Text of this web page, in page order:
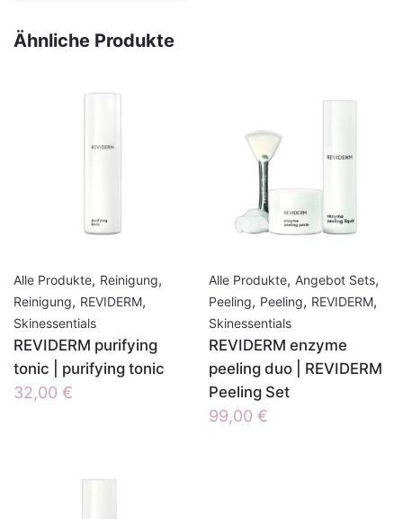
Ähnliche Produkte
Alle Produkte, Reinigung,
Reinigung, REVIDERM,
Skinessentials
REVIDERM purifying
tonic | purifying tonic
32,00 €
Alle Produkte, Angebot Sets,
Peeling, Peeling, REVIDERM,
Skinessentials
REVIDERM enzyme
peeling duo | REVIDERM
Peeling Set
99,00 €